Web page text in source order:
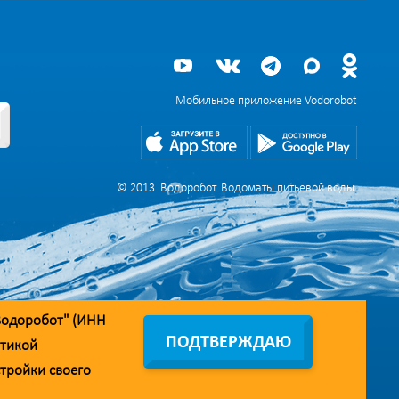
Мобильное приложение Vodorobot
© 2013. Водоробот. Водоматы питьевой воды.
ПОДТВЕРЖДАЮ
(ИНН
своего